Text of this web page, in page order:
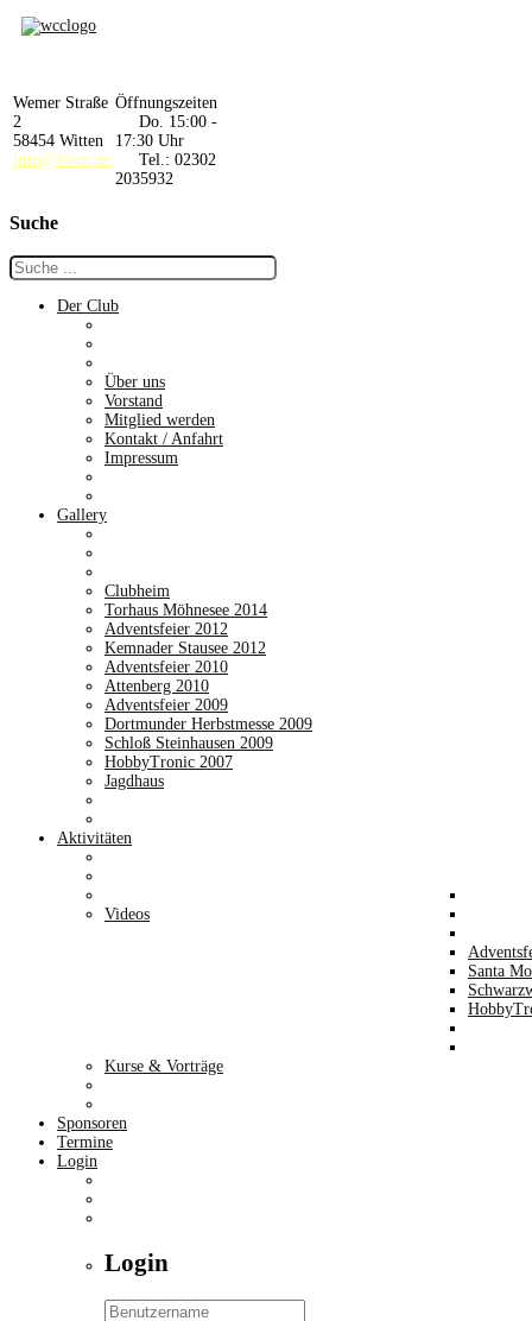
Wemer Straße
2
58454 Witten
info@1wcc.de
Öffnungszeiten
Do. 15:00 -
17:30 Uhr
Tel.: 02302
2035932
Suche
Der Club
Über uns
Vorstand
Mitglied werden
Kontakt / Anfahrt
Impressum
Gallery
Clubheim
Torhaus Möhnesee 2014
Adventsfeier 2012
Kemnader Stausee 2012
Adventsfeier 2010
Attenberg 2010
Adventsfeier 2009
Dortmunder Herbstmesse 2009
Schloß Steinhausen 2009
HobbyTronic 2007
Jagdhaus
Aktivitäten
Videos
Santa
Kurse & Vorträge
Sponsoren
Termine
Login
Login